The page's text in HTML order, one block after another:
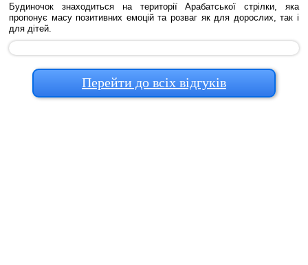
Будиночок знаходиться на території Арабатської стрілки, яка
пропонує масу позитивних емоцій та розваг як для дорослих, так і
для дітей.
Перейти до всіх відгуків